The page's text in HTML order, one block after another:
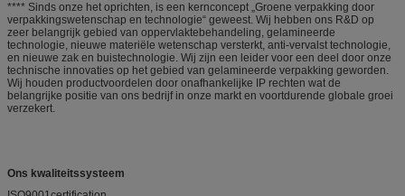
**** Sinds onze het oprichten, is een kernconcept „Groene verpakking door
verpakkingswetenschap en technologie“ geweest. Wij hebben ons R&D op
zeer belangrijk gebied van oppervlaktebehandeling, gelamineerde
technologie, nieuwe materiële wetenschap versterkt, anti-vervalst technologie,
en nieuwe zak en buistechnologie. Wij zijn een leider voor een deel door onze
technische innovaties op het gebied van gelamineerde verpakking geworden.
Wij houden productvoordelen door onafhankelijke IP rechten wat de
belangrijke positie van ons bedrijf in onze markt en voortdurende globale groei
verzekert.
Ons kwaliteitssysteem